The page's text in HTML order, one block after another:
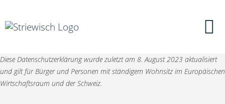
Diese Datenschutzerklärung wurde zuletzt am 8. August 2023 aktualisiert
und gilt für Bürger und Personen mit ständigem Wohnsitz im Europäischen
Wirtschaftsraum und der Schweiz.